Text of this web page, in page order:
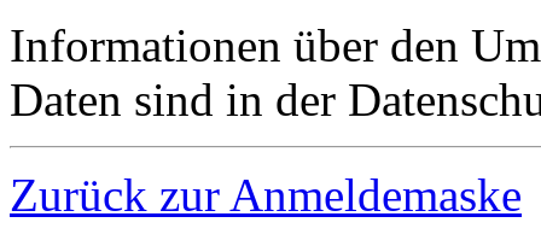
Informationen über den
Daten sind in der
Zurück zur Anmeldemaske